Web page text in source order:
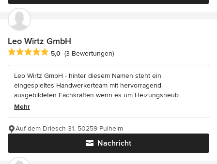
Leo Wirtz GmbH
Durchschnittliche Bewertung: 5 von 5 Sternen
5,0 (3 Bewertungen)
Leo Wirtz GmbH - hinter diesem Namen steht ein
eingespieltes Handwerkerteam mit hervorragend
ausgebildeten Fachkräften wenn es um Heizungsneub...
Mehr
Nachricht
Auf dem Driesch 31, 50259 Pulheim